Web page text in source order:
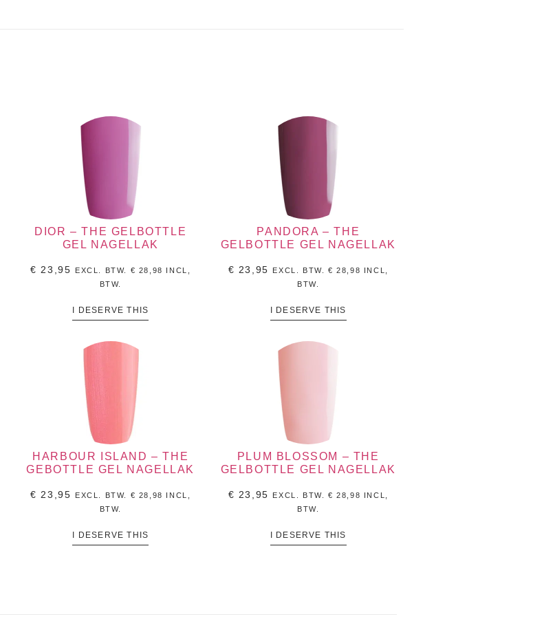
DIOR – THE GELBOTTLE
GEL NAGELLAK
€ 23,95 EXCL. BTW. € 28,98
INCL,
BTW.
I DESERVE THIS
PANDORA – THE
GELBOTTLE GEL NAGELLAK
€ 23,95 EXCL. BTW.€ 28,98
INCL,
BTW.
I DESERVE THIS
HARBOUR ISLAND – THE
GEBOTTLE GEL NAGELLAK
€ 23,95 EXCL. BTW. € 28,98 INCL,
BTW.
I DESERVE THIS
PLUM BLOSSOM – THE
GELBOTTLE GEL NAGELLAK
€ 23,95 EXCL. BTW.€ 28,98 INCL,
BTW.
I DESERVE THIS